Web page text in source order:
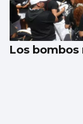
Cuidado si
una película
Los